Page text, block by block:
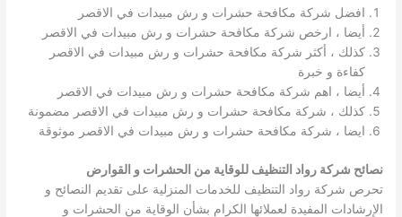
افضل شركة مكافحة حشرات و رش مبيدات في الاقصر
أيضا ، ارخص شركة مكافحة حشرات و رش مبيدات في الاقصر
كذلك ، أكثر شركة مكافحة حشرات و رش مبيدات في الاقصر
كفاءة و خبرة
أيضا ، اهم شركة مكافحة حشرات و رش مبيدات في الاقصر
كذلك ، شركة مكافحة حشرات و رش مبيدات في الاقصر مضمونة
ايضا ، شركة مكافحة حشرات و رش مبيدات في الاقصر موثوقة
نصائح شركة رواد التنظيف للوقاية من الحشرات و القوارض
تحرص شركة رواد التنظيف للخدمات المنزلية على تقديم النصائح و
الإرشادات المفيدة لعملائها الكرام بشأن الوقاية من الحشرات و